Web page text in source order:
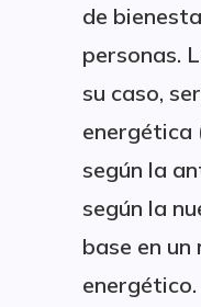
de
personas.
su caso,
energética
según la
según la
base en
energético.